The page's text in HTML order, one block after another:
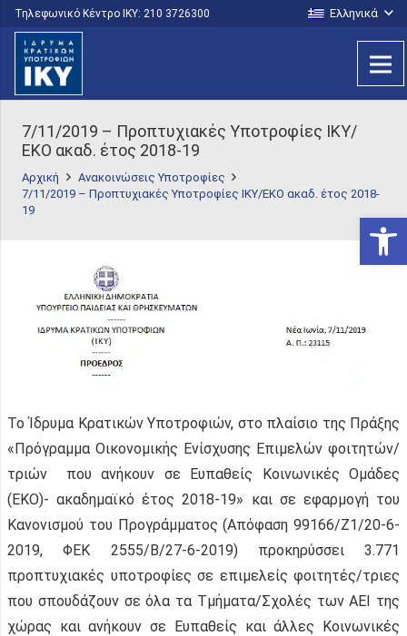
Τηλεφωνικό Κέντρο IKY: 210 3726300 Ελληνικά
7/11/2019 – Προπτυχιακές Υποτροφίες ΙΚΥ/
ΕΚΟ ακαδ. έτος 2018-19
Αρχική
Ανακοινώσεις Υποτροφίες
7/11/2019 – Προπτυχιακές Υποτροφίες ΙΚΥ/ΕΚΟ ακαδ. έτος 2018-
19
Το Ίδρυμα Κρατικών Υποτροφιών, στο πλαίσιο της Πράξης
«Πρόγραμμα Οικονομικής Ενίσχυσης Επιμελών φοιτητών/
τριών που ανήκουν σε Ευπαθείς Κοινωνικές Ομάδες
(ΕΚΟ)- ακαδημαϊκό έτος 2018-19» και σε εφαρμογή του
Κανονισμού του Προγράμματος (Απόφαση 99166/Ζ1/20-6-
2019, ΦΕΚ 2555/B/27-6-2019) προκηρύσσει 3.771
προπτυχιακές υποτροφίες σε επιμελείς φοιτητές/τριες
που σπουδάζουν σε όλα τα Τμήματα/Σχολές των ΑΕΙ της
χώρας και ανήκουν σε Ευπαθείς και άλλες Κοινωνικές